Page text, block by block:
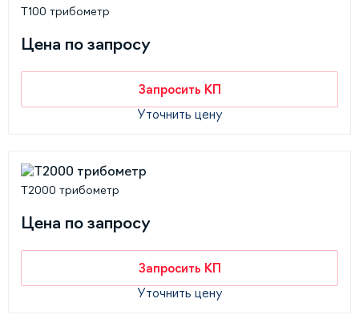
T100 трибометр
Цена по запросу
Запросить КП
Уточнить цену
T2000 трибометр
Цена по запросу
Запросить КП
Уточнить цену